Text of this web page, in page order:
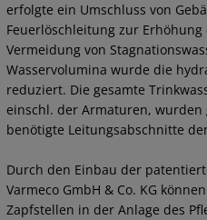
erfolgte ein Umschluss von
Feuerlöschleitung zur
Vermeidung von
Wasservolumina wurde die
reduziert. Die gesamte
einschl. der Armaturen,
benötigte Leitungsabschnitte
Durch den Einbau der
Varmeco GmbH & Co. KG
Zapfstellen in der Anlage des